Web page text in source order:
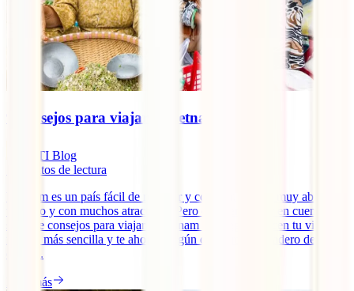
9 consejos para viajar a Vietnam
IATI Blog
minutos de lectura
Vietnam es un país fácil de recorrer y conocer, barato, muy abierto,
turístico y con muchos atractivos. Pero conviene tener en cuenta una
serie de consejos para viajar a Vietnam que seguro hacen tu visita
mucho más sencilla y te ahorran algún que otro quebradero de
cabeza.
Leer más